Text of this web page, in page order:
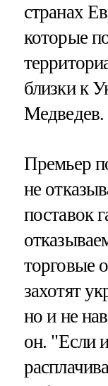
странах
которые
близки к
Медведев.
Премьер
не
поставок
торговые
захотят
но и не
он. "Если